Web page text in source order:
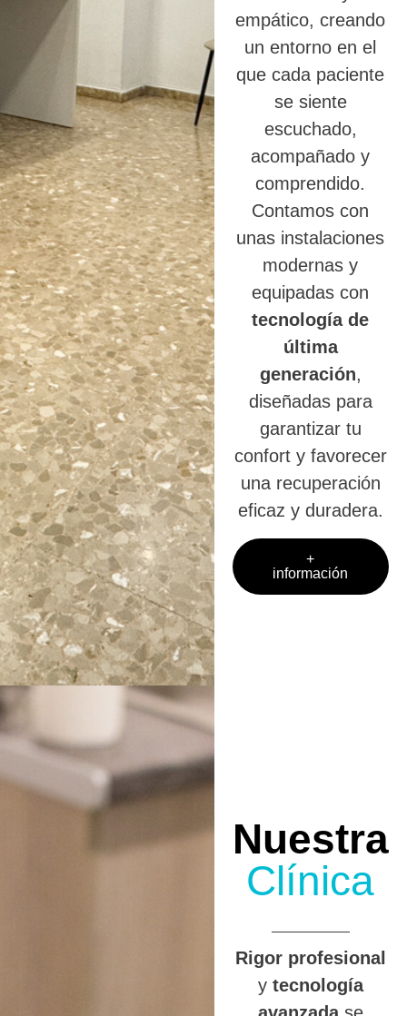
empático, creando
un entorno en el
que cada paciente
se siente
escuchado,
acompañado y
comprendido.
Contamos con
unas instalaciones
modernas y
equipadas con
tecnología de
última
generación,
diseñadas para
garantizar tu
confort y favorecer
una recuperación
eficaz y duradera.
+
información
Nuestra
Clínica
Rigor profesional
y tecnología